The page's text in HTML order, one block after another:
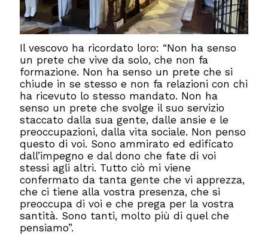
Il vescovo ha ricordato loro: “Non ha senso
un prete che vive da solo, che non fa
formazione. Non ha senso un prete che si
chiude in se stesso e non fa relazioni con chi
ha ricevuto lo stesso mandato. Non ha
senso un prete che svolge il suo servizio
staccato dalla sua gente, dalle ansie e le
preoccupazioni, dalla vita sociale. Non penso
questo di voi. Sono ammirato ed edificato
dall’impegno e dal dono che fate di voi
stessi agli altri. Tutto ciò mi viene
confermato da tanta gente che vi apprezza,
che ci tiene alla vostra presenza, che si
preoccupa di voi e che prega per la vostra
santità. Sono tanti, molto più di quel che
pensiamo”.